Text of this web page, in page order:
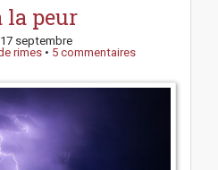
la peur
17 septembre
rimes • 5 commentaires